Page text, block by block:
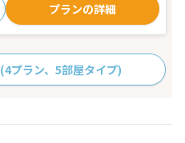
プランの詳細
(4プラン、5部屋タイプ)